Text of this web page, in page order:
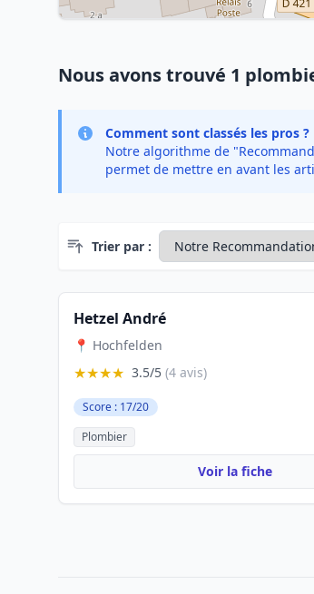
Nous avons trouvé 1
Comment sont classés les pros ?
Notre algorithme de
permet de mettre en avant les
Trier par :
Hetzel André
📍 Hochfelden
★★★★ 3.5/5 (4 avis)
Score : 17/20
Plombier
Voir la fiche